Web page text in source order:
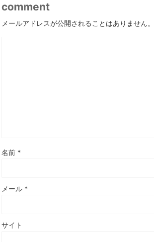
comment
メールアドレスが公開されることはありません。
名前 *
メール *
サイト